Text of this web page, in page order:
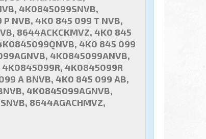
4K0845099SNVB,
NVB, 4K0 845 099 T NVB,
8644ACKCKMVZ, 4K0 845
4K0 845 099
4K0845099ANVB,
4K0845099R
A BNVB, 4K0 845 099 AB,
4K0845099AGNVB,
8644AGACHMVZ,